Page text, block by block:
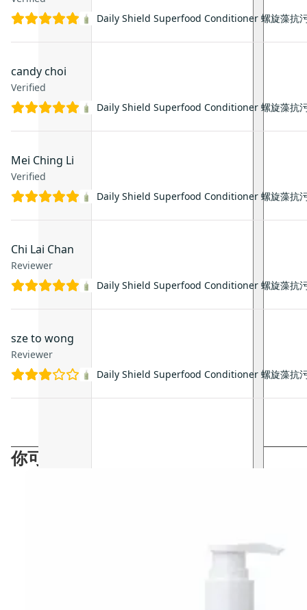
Daily Shield Superfood Conditioner 螺旋藻抗
candy choi
Verified
Daily Shield Superfood Conditioner 螺旋藻抗
Mei Ching Li
Verified
Daily Shield Superfood Conditioner 螺旋藻抗
Chi Lai Chan
Reviewer
Daily Shield Superfood Conditioner 螺旋藻抗
sze to wong
Reviewer
Daily Shield Superfood Conditioner 螺旋藻抗
你可能會喜歡